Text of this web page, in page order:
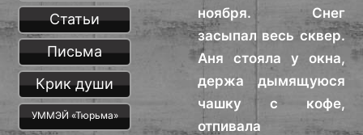
ноября. Снег
засыпал весь сквер.
Аня стояла у окна,
держа дымящуюся
чашку с кофе,
отпивала
Статьи
Письма
Крик души
УММЭЙ «Тюрьма»